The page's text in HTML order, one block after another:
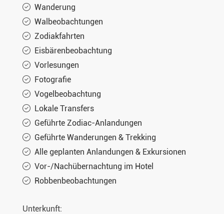
Wanderung
Walbeobachtungen
Zodiakfahrten
Eisbärenbeobachtung
Vorlesungen
Fotografie
Vogelbeobachtung
Lokale Transfers
Geführte Zodiac-Anlandungen
Geführte Wanderungen & Trekking
Alle geplanten Anlandungen & Exkursionen
Vor-/Nachübernachtung im Hotel
Robbenbeobachtungen
Unterkunft: